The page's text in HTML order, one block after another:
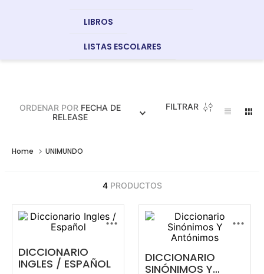
Manualidades y Arte
Recursos Digitales
LIBROS
LISTAS ESCOLARES
ORDENAR POR FECHA DE
RELEASE
FILTRAR
UNIMUNDO
4 PRODUCTOS
...
DICCIONARIO
INGLES / ESPAÑOL
...
DICCIONARIO
SINÓNIMOS Y